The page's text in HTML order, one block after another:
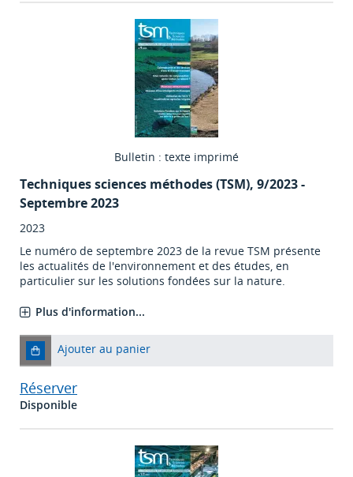
Bulletin : texte imprimé
Techniques sciences méthodes (TSM), 9/2023 -
Septembre 2023
2023
Le numéro de septembre 2023 de la revue TSM présente
les actualités de l'environnement et des études, en
particulier sur les solutions fondées sur la nature.
Plus d'information...
Ajouter au panier
Réserver
Disponible